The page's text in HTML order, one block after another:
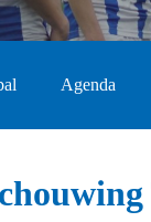
Agenda